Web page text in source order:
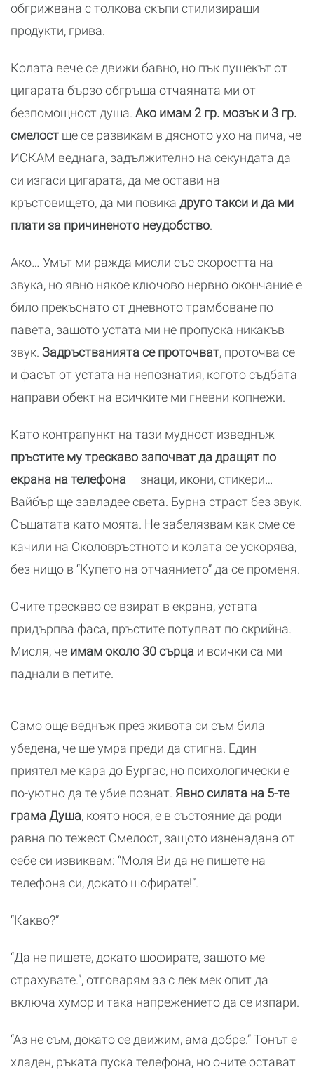
обгрижвана с толкова скъпи стилизиращи
продукти, грива.
Колата вече се движи бавно, но пък пушекът от
цигарата бързо обгръща отчаяната ми от
безпомощност душа. Ако имам 2 гр. мозък и 3 гр.
смелост ще се развикам в дясното ухо на пича, че
ИСКАМ веднага, задължително на секундата да
си изгаси цигарата, да ме остави на
кръстовището, да ми повика друго такси и да ми
плати за причиненото неудобство.
Ако… Умът ми ражда мисли със скоростта на
звука, но явно някое ключово нервно окончание е
било прекъснато от дневното трамбоване по
павета, защото устата ми не пропуска никакъв
звук. Задръстванията се проточват, проточва се
и фасът от устата на непознатия, когото съдбата
направи обект на всичките ми гневни копнежи.
Като контрапункт на тази мудност изведнъж
пръстите му трескаво започват да дращят по
екрана на телефона – знаци, икони, стикери…
Вайбър ще завладее света. Бурна страст без звук.
Същатата като моята. Не забелязвам как сме се
качили на Околовръстното и колата се ускорява,
без нищо в “Купето на отчаянието” да се променя.
Очите трескаво се взират в екрана, устата
придърпва фаса, пръстите потупват по скрийна.
Мисля, че имам около 30 сърца и всички са ми
паднали в петите.
Само още веднъж през живота си съм била
убедена, че ще умра преди да стигна. Един
приятел ме кара до Бургас, но психологически е
по-уютно да те убие познат. Явно силата на 5-те
грама Душа, която нося, е в състояние да роди
равна по тежест Смелост, защото изненадана от
себе си извиквам: “Моля Ви да не пишете на
телефона си, докато шофирате!”.
“Какво?”
“Да не пишете, докато шофирате, защото ме
страхувате.”, отговарям аз с лек мек опит да
включа хумор и така напрежението да се изпари.
“Аз не съм, докато се движим, ама добре.” Тонът е
хладен, ръката пуска телефона, но очите остават